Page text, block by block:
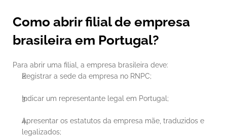
Como abrir filial de empresa
brasileira em Portugal?
Para abrir uma filial, a empresa brasileira deve:
Registrar a sede da empresa no RNPC;
Indicar um representante legal em Portugal;
Apresentar os estatutos da empresa mãe, traduzidos e
legalizados;